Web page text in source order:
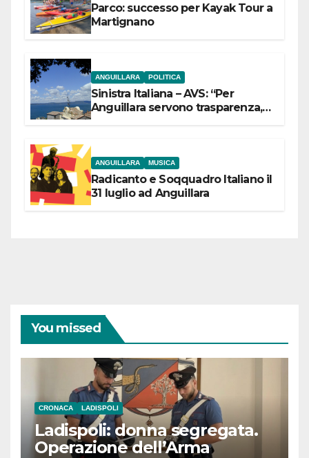
Parco: successo per Kayak Tour a
Martignano
ANGUILLARA POLITICA
Sinistra Italiana – AVS: “Per
Anguillara servono trasparenza,
ANGUILLARA MUSICA
Radicanto e Soqquadro Italiano il
31 luglio ad Anguillara
You missed
CRONACA LADISPOLI
Ladispoli: donna segregata.
Operazione dell’Arma